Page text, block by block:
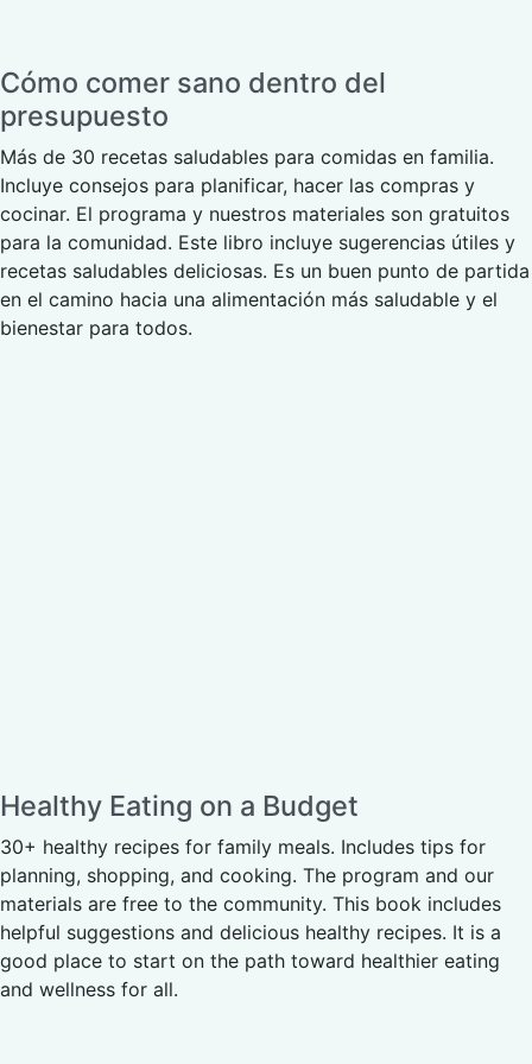
Cómo comer sano dentro del
presupuesto
Más de 30 recetas saludables para comidas en familia.
Incluye consejos para planificar, hacer las compras y
cocinar. El programa y nuestros materiales son gratuitos
para la comunidad. Este libro incluye sugerencias útiles y
recetas saludables deliciosas. Es un buen punto de partida
en el camino hacia una alimentación más saludable y el
bienestar para todos.
Healthy Eating on a Budget
30+ healthy recipes for family meals. Includes tips for
planning, shopping, and cooking. The program and our
materials are free to the community. This book includes
helpful suggestions and delicious healthy recipes. It is a
good place to start on the path toward healthier eating
and wellness for all.